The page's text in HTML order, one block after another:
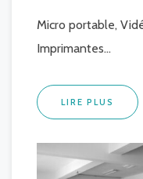
Micro portable,
Imprimantes...
LIRE PLUS